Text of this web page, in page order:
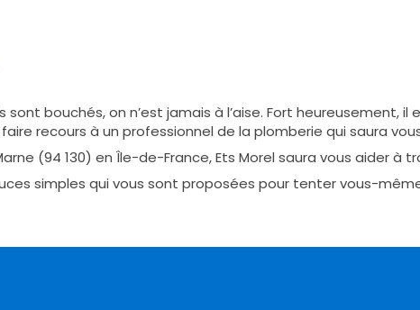
sont bouchés, on n’est jamais à l’aise. Fort
recours à un professionnel de la plomberie qui saura
(94 130) en Île-de-France, Ets Morel saura vous aider à
simples qui vous sont proposées pour tenter vous-